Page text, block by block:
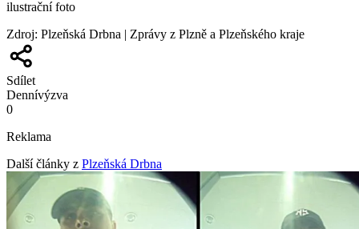
ilustrační foto
Zdroj: Plzeňská Drbna | Zprávy z Plzně a Plzeňského kraje
Sdílet
Dennívýzva
0
Reklama
Další články z Plzeňská Drbna